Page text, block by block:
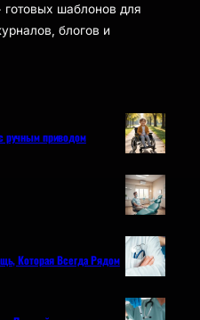
готовых шаблонов для
блогов и
ручным приводом
Которая Всегда Рядом